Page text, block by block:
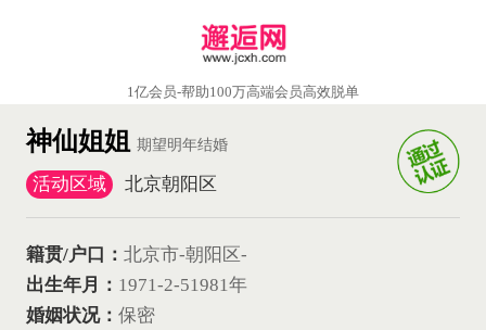
1亿会员-帮助100万高端会员高效脱单
神仙姐姐 期望明年结婚
活动区域 北京朝阳区
籍贯/户口： 北京市-朝阳区-
出生年月： 1971-2-51981年
婚姻状况： 保密